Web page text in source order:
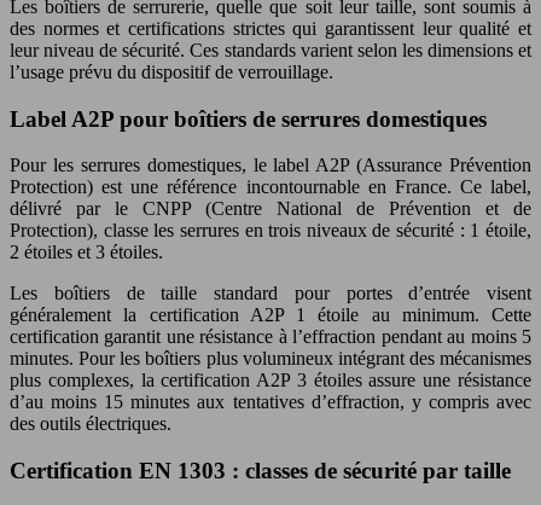
Les boîtiers de serrurerie, quelle que soit leur taille, sont soumis à
des normes et certifications strictes qui garantissent leur qualité et
leur niveau de sécurité. Ces standards varient selon les dimensions et
l’usage prévu du dispositif de verrouillage.
Label A2P pour boîtiers de serrures domestiques
Pour les serrures domestiques, le label A2P (Assurance Prévention
Protection) est une référence incontournable en France. Ce label,
délivré par le CNPP (Centre National de Prévention et de
Protection), classe les serrures en trois niveaux de sécurité : 1 étoile,
2 étoiles et 3 étoiles.
Les boîtiers de taille standard pour portes d’entrée visent
généralement la certification A2P 1 étoile au minimum. Cette
certification garantit une résistance à l’effraction pendant au moins 5
minutes. Pour les boîtiers plus volumineux intégrant des mécanismes
plus complexes, la certification A2P 3 étoiles assure une résistance
d’au moins 15 minutes aux tentatives d’effraction, y compris avec
des outils électriques.
Certification EN 1303 : classes de sécurité par taille